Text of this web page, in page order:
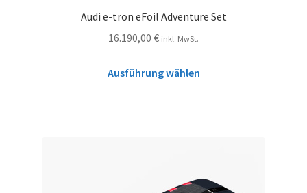
Audi e-tron eFoil Adventure Set
16.190,00 € inkl. MwSt.
Ausführung wählen